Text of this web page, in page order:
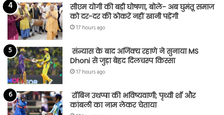
सीएम योगी की बड़ी घोषणा, बोले- अब घुमंतू समाज
को दर-दर की ठोकरें नहीं खानी पड़ेंगी
17 hours ago
संन्यास के बाद अजिंक्‍य रहाणे ने सुनाया MS
Dhoni से जुड़ा बेहद दिलचस्प किस्सा
17 hours ago
रॉबिन उथप्पा की भविष्यवाणी; पृथ्वी शॉ और
कांबली का नाम लेकर चेताया